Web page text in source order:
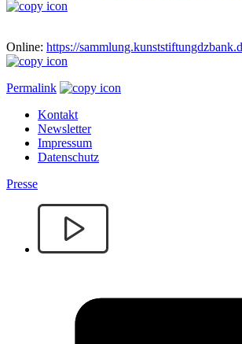
Online: https://
Permalink
Kontakt
Newsletter
Impressum
Datenschutz
Presse